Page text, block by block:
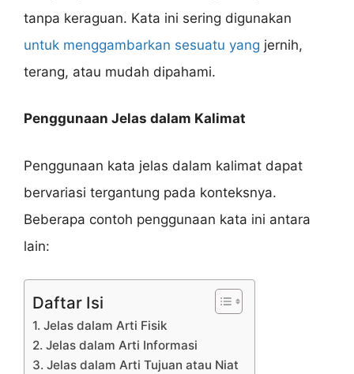
tanpa keraguan. Kata ini sering digunakan
untuk menggambarkan sesuatu yang jernih,
terang, atau mudah dipahami.
Penggunaan Jelas dalam Kalimat
Penggunaan kata jelas dalam kalimat dapat
bervariasi tergantung pada konteksnya.
Beberapa contoh penggunaan kata ini antara
lain:
Daftar Isi
1. Jelas dalam Arti Fisik
2. Jelas dalam Arti Informasi
3. Jelas dalam Arti Tujuan atau Niat